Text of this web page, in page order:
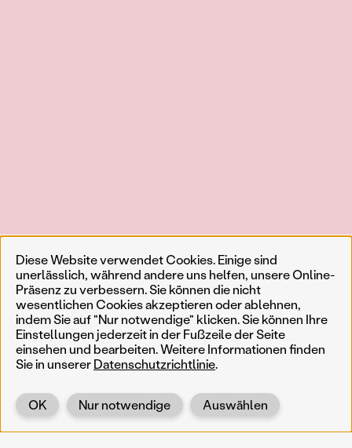
Diese Website verwendet Cookies. Einige sind
unerlässlich, während andere uns helfen, unsere Online-
Präsenz zu verbessern. Sie können die nicht
wesentlichen Cookies akzeptieren oder ablehnen,
indem Sie auf "Nur notwendige" klicken. Sie können Ihre
Einstellungen jederzeit in der Fußzeile der Seite
einsehen und bearbeiten. Weitere Informationen finden
Sie in unsererDatenschutzrichtlinie.
Auswählen
Nur notwendige
OK